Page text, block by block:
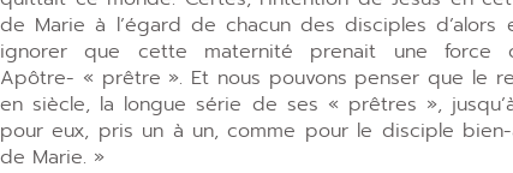
de Marie à l’égard de chacun des disciples
ignorer que cette maternité prenait une
Apôtre- « prêtre ». Et nous pouvons penser que le
en siècle, la longue série de ses « prêtres »,
pour eux, pris un à un, comme pour le disciple
de Marie. »